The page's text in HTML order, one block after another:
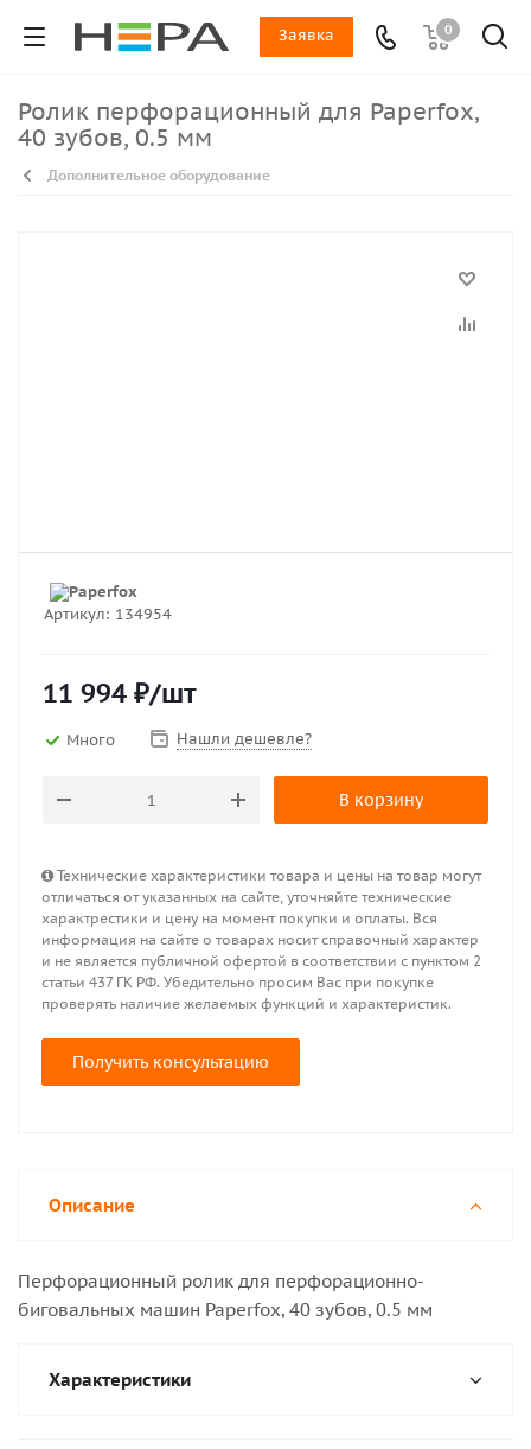
0
Заявка
Ролик перфорационный для Paperfox,
40 зубов, 0.5 мм
Дополнительное оборудование
Артикул: 134954
11 994 ₽/шт
Много Нашли дешевле?
В корзину
Технические характеристики товара и цены на товар могут
отличаться от указанных на сайте, уточняйте технические
характрестики и цену на момент покупки и оплаты. Вся
информация на сайте о товарах носит справочный характер
и не является публичной офертой в соответствии с пунктом 2
статьи 437 ГК РФ. Убедительно просим Вас при покупке
проверять наличие желаемых функций и характеристик.
Получить консультацию
Описание
Перфорационный ролик для перфорационно-
биговальных машин Paperfox, 40 зубов, 0.5 мм
Характеристики